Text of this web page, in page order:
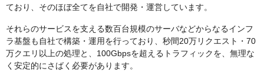
ており、そのほぼ全てを自社で開発・運営しています。
それらのサービスを支える数百台規模のサーバなどからなるインフ
ラ基盤も自社で構築・運用を行っており、秒間20万リクエスト・70
万クエリ以上の処理と、100Gbpsを超えるトラフィックを、無理な
く安定的にさばく必要があります。